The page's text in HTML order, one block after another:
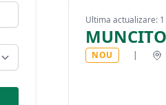
Ultima actualizare:
NOU |